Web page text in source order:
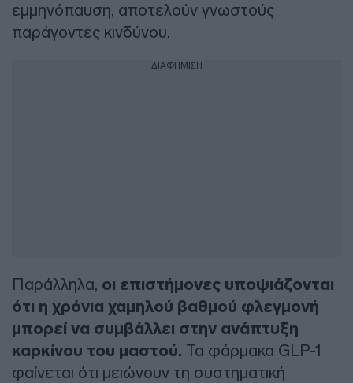
εμμηνόπαυση, αποτελούν γνωστούς
παράγοντες κινδύνου.
ΔΙΑΦΗΜΙΣΗ
Παράλληλα, οι επιστήμονες υποψιάζονται
ότι η χρόνια χαμηλού βαθμού φλεγμονή
μπορεί να συμβάλλει στην ανάπτυξη
καρκίνου του μαστού. Τα φάρμακα GLP-1
φαίνεται ότι μειώνουν τη συστηματική